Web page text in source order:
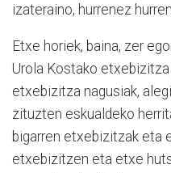
izateraino, hurrenez hurren.
Etxe horiek, baina, zer
Urola Kostako
etxebizitza nagusiak,
zituzten eskualdeko
bigarren etxebizitzak eta
etxebizitzen eta etxe